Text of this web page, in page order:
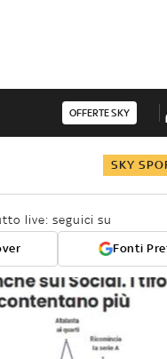
OFFERTE SKY
SKY
live: seguici su
Fonti